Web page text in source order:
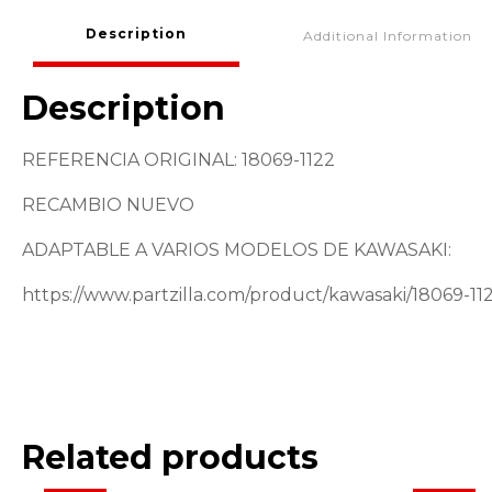
Description Additional Information
Description
REFERENCIA ORIGINAL: 18069-1122
RECAMBIO NUEVO
ADAPTABLE A VARIOS MODELOS DE KAWASAKI:
https://www.partzilla.com/product/kawasaki/18069-
Related products